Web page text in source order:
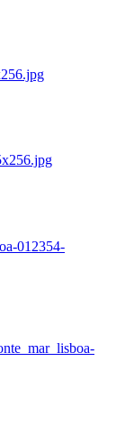
012354-